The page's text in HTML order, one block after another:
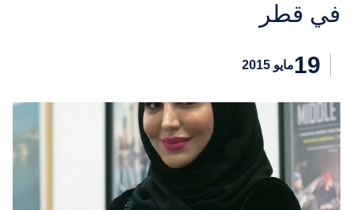
في قطر
19مايو 2015